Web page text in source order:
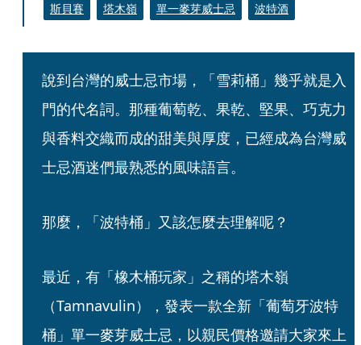
斯貝賽
塔木嶺 單一麥芽威士忌 波特酒
說到台灣的威士忌市場，「雪莉桶」幾乎就是入
門的代名詞。那種葡萄乾、果乾、堅果、巧克力
與香料交織而成的甜美與厚度，已經成為台灣威
士忌酒迷們最熟悉的風味語言。
那麼，「波特桶」又該怎麼去理解呢？
最近，有「橡木桶玩家」之稱的塔木嶺
（Tamnavulin），發表一款全新「葡萄牙波特
桶」單一麥芽威士忌，以親民價格邀請大家來上